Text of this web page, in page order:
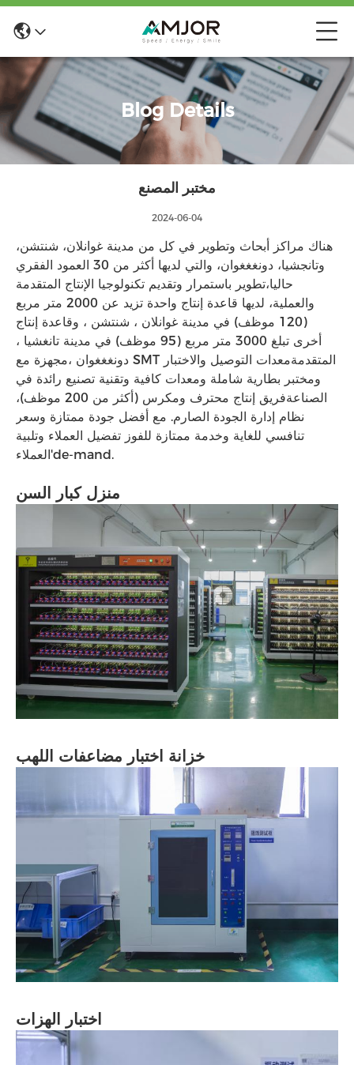
Blog Details
مختبر المصنع
2024-06-04
هناك مراكز أبحاث وتطوير في كل من مدينة غوانلان، شنتشن،
وتانجشيا، دونغغغوان، والتي لديها أكثر من 30 العمود الفقري
حاليا،تطوير باستمرار وتقديم تكنولوجيا الإنتاج المتقدمة
والعملية، لديها قاعدة إنتاج واحدة تزيد عن 2000 متر مربع
(120 موظف) في مدينة غوانلان ، شنتشن ، وقاعدة إنتاج
أخرى تبلغ 3000 متر مربع (95 موظف) في مدينة تانغشيا ،
دونغغغوان ،مجهزة مع SMT المتقدمةمعدات التوصيل والاختبار
ومختبر بطارية شاملة ومعدات كافية وتقنية تصنيع رائدة في
الصناعةفريق إنتاج محترف ومكرس (أكثر من 200 موظف)،
نظام إدارة الجودة الصارم. مع أفضل جودة ممتازة وسعر
تنافسي للغاية وخدمة ممتازة للفوز تفضيل العملاء وتلبية
العملاء'de-mand.
منزل كبار السن
خزانة اختبار مضاعفات اللهب
اختبار الهزات